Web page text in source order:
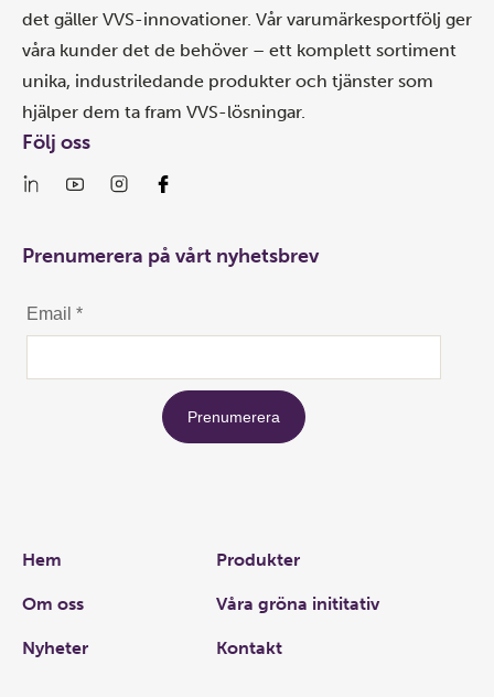
det gäller VVS-innovationer. Vår varumärkesportfölj ger
våra kunder det de behöver – ett komplett sortiment
unika, industriledande produkter och tjänster som
hjälper dem ta fram VVS-lösningar.
Links
Hem Produkter
Om oss Våra gröna inititativ
Nyheter Kontakt
Följ oss
Prenumerera på vårt nyhetsbrev